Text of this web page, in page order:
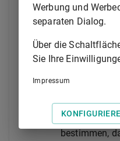
bezeichneten
durch
Absatz 1
Bezirke
Strafsachen
bestimmen,
Werbung und
separaten Dialog.
Über die
Sie Ihre
Impressum